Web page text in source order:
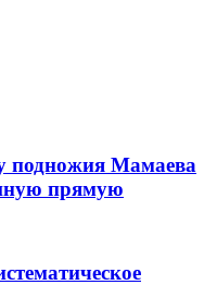
подножия Мамаева
прямую